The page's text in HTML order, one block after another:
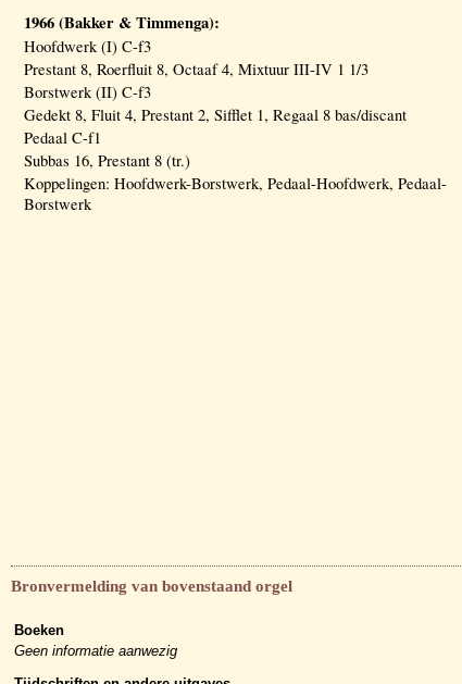
1966 (Bakker & Timmenga):
Hoofdwerk (I) C-f3
Prestant 8, Roerfluit 8, Octaaf 4, Mixtuur III-IV 1 1/3
Borstwerk (II) C-f3
Gedekt 8, Fluit 4, Prestant 2, Sifflet 1, Regaal 8 bas/discant
Pedaal C-f1
Subbas 16, Prestant 8 (tr.)
Koppelingen: Hoofdwerk-Borstwerk, Pedaal-Hoofdwerk, Pedaal-
Borstwerk
Bronvermelding van bovenstaand orgel
Boeken
Geen informatie aanwezig